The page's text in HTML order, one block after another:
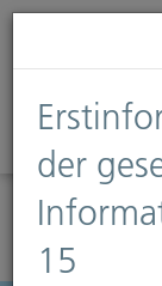
Diese
Informationen
der
15